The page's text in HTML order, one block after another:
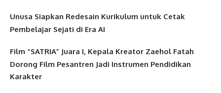
Unusa Siapkan Redesain Kurikulum untuk Cetak
Pembelajar Sejati di Era AI
Film “SATRIA” Juara I, Kepala Kreator Zaehol Fatah
Dorong Film Pesantren Jadi Instrumen Pendidikan
Karakter